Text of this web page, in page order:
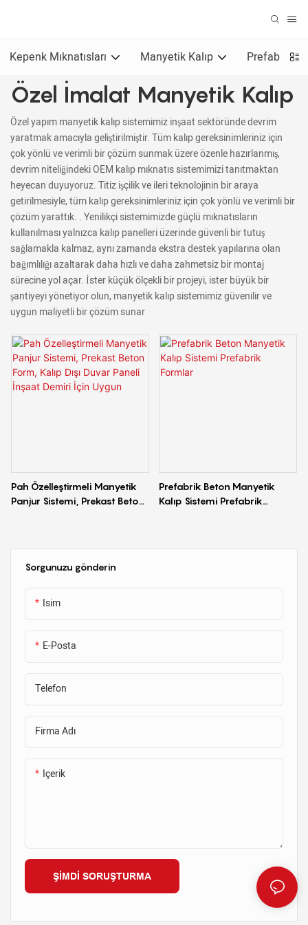
Kepenk Mıknatısları Manyetik Kalıp Prefabrik
Özel İmalat Manyetik Kalıp
Özel yapım manyetik kalıp sistemimiz inşaat sektöründe devrim
yaratmak amacıyla geliştirilmiştir. Tüm kalıp gereksinimleriniz için
çok yönlü ve verimli bir çözüm sunmak üzere özenle hazırlanmış,
devrim niteliğindeki OEM kalıp mıknatıs sistemimizi tanıtmaktan
heyecan duyuyoruz. Titiz işçilik ve ileri teknolojinin bir araya
getirilmesiyle, tüm kalıp gereksinimleriniz için çok yönlü ve verimli bir
çözüm yarattık. . Yenilikçi sistemimizde güçlü mıknatısların
kullanılması yalnızca kalıp panelleri üzerinde güvenli bir tutuş
sağlamakla kalmaz, aynı zamanda ekstra destek yapılarına olan
bağımlılığı azaltarak daha hızlı ve daha zahmetsiz bir montaj
sürecine yol açar. İster küçük ölçekli bir projeyi, ister büyük bir
şantiyeyi yönetiyor olun, manyetik kalıp sistemimiz güvenilir ve
uygun maliyetli bir çözüm sunar
Sorgunuzu gönderin
Isim
E-Posta
Telefon
Firma Adı
Içerik
ŞIMDI SORUŞTURMA
Pah Özelleştirmeli Manyetik
Panjur Sistemi, Prekast Beton
Prefabrik Beton Manyetik
Kalıp Sistemi Prefabrik